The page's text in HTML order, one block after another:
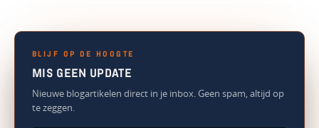
BLIJF OP DE HOOGTE
MIS GEEN UPDATE
Nieuwe blogartikelen direct in je inbox. Geen spam, altijd op
te zeggen.